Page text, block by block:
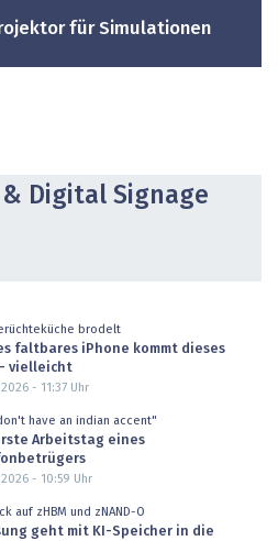
für Simulationen
& Digital Signage
brodelt
faltbares iPhone kommt dieses
vielleicht
- 11:37Uhr
have an indian accent"
Arbeitstag eines
- 10:59 Uhr
auf zHBM und zNAND-O
geht mit KI-Speicher in die